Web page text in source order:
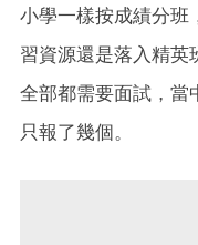
小學一樣按成績分班
習資源還是落入精英
全部都需要面試，當
只報了幾個。